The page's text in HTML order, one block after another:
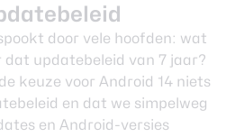
door vele hoofden: wat
updatebeleid van 7 jaar?
keuze voor Android 14 niets
en dat we simpelweg
en Android-versies